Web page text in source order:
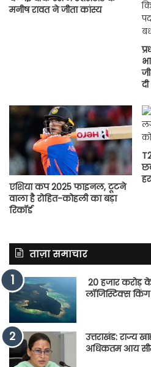
मनीष रावत ने जीता कांस्य
दी
एशिया कप 2025 फाइनल, टूटने
वाला है रोहित-कोहली का बड़ा
रिकॉर्ड
ताज़ा समाचार
20 हजार करोड़
लॉजिस्टिक्स किंग
उत्तराखंड: राज्य
अधिकतम आय